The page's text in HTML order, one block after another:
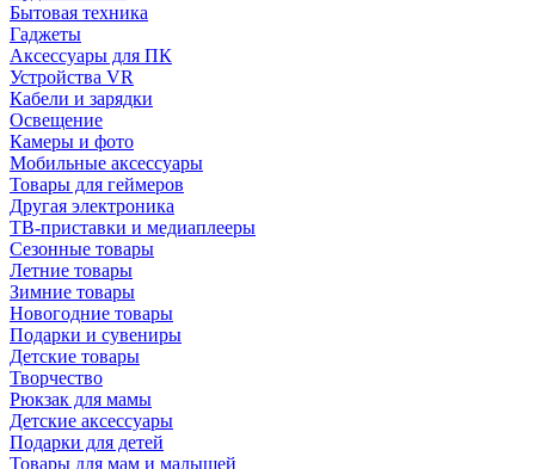
Бытовая техника
Гаджеты
Аксессуары для ПК
Устройства VR
Кабели и зарядки
Освещение
Камеры и фото
Мобильные аксессуары
Товары для геймеров
Другая электроника
ТВ-приставки и медиаплееры
Сезонные товары
Летние товары
Зимние товары
Новогодние товары
Подарки и сувениры
Детские товары
Творчество
Рюкзак для мамы
Детские аксессуары
Подарки для детей
Товары для мам и малышей